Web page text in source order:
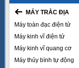
MÁY TRẮC ĐỊA
Máy toàn đạc điện tử
Máy kinh vĩ điện tử
Máy kinh vĩ quang cơ
Máy thủy bình tự động